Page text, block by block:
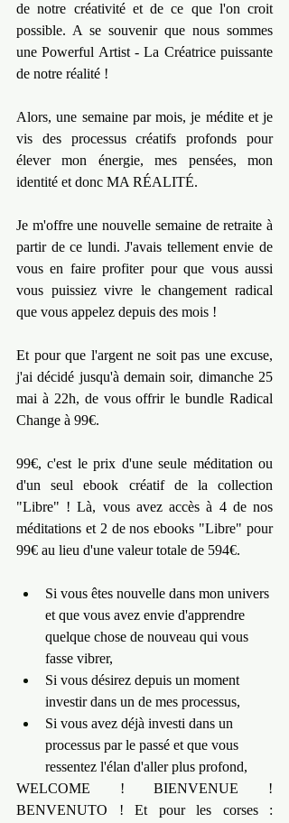
de notre créativité et de ce que l'on croit
possible. A se souvenir que nous sommes
une Powerful Artist - La Créatrice puissante
de notre réalité !
Alors, une semaine par mois, je médite et je
vis des processus créatifs profonds pour
élever mon énergie, mes pensées, mon
identité et donc MA RÉALITÉ.
Je m'offre une nouvelle semaine de retraite à
partir de ce lundi. J'avais tellement envie de
vous en faire profiter pour que vous aussi
vous puissiez vivre le changement radical
que vous appelez depuis des mois !
Et pour que l'argent ne soit pas une excuse,
j'ai décidé jusqu'à demain soir, dimanche 25
mai à 22h, de vous offrir le bundle Radical
Change à 99€.
99€, c'est le prix d'une seule méditation ou
d'un seul ebook créatif de la collection
"Libre" ! Là, vous avez accès à 4 de nos
méditations et 2 de nos ebooks "Libre" pour
99€ au lieu d'une valeur totale de 594€.
Si vous êtes nouvelle dans mon univers
et que vous avez envie d'apprendre
quelque chose de nouveau qui vous
fasse vibrer,
Si vous désirez depuis un moment
investir dans un de mes processus,
Si vous avez déjà investi dans un
processus par le passé et que vous
ressentez l'élan d'aller plus profond,
WELCOME ! BIENVENUE !
BENVENUTO ! Et pour les corses :